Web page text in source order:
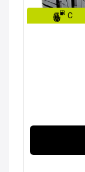
C